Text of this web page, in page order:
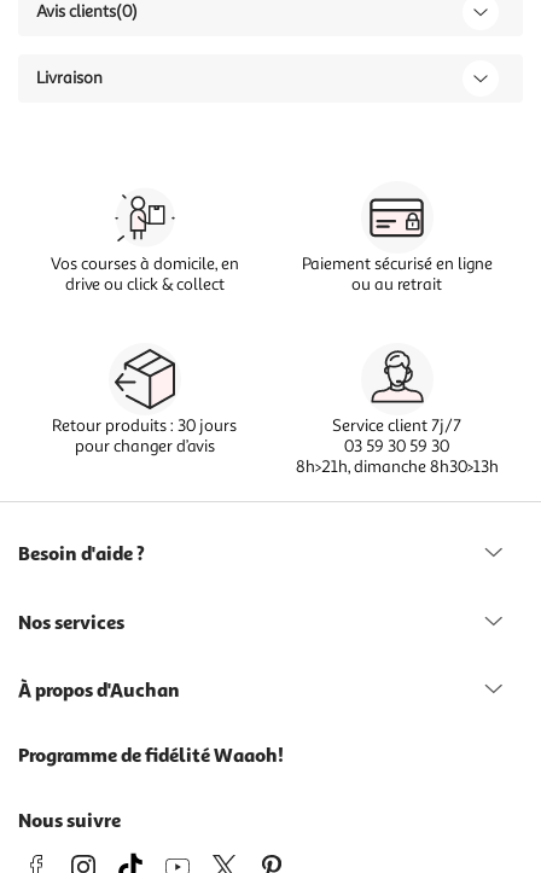
Avis clients(0)
Livraison
Vos courses à domicile, en
drive ou click & collect
Paiement sécurisé en ligne
ou au retrait
Retour produits : 30 jours
pour changer d’avis
Service client 7j/7
03 59 30 59 30
8h>21h, dimanche 8h30>13h
Besoin d'aide ?
Nos services
À propos d'Auchan
Programme de fidélité Waaoh!
Nous suivre